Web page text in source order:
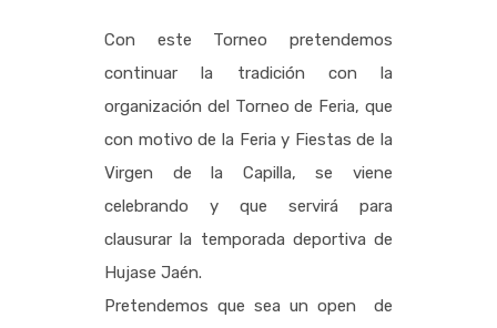
Con este Torneo pretendemos
continuar la tradición con la
organización del Torneo de Feria, que
con motivo de la Feria y Fiestas de la
Virgen de la Capilla, se viene
celebrando y que servirá para
clausurar la temporada deportiva de
Hujase Jaén.
Pretendemos que sea un open de